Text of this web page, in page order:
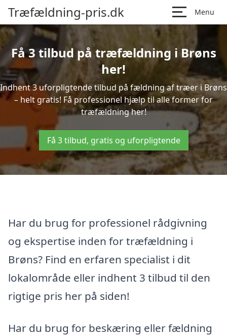
Træfældning-pris.dk Menu
Få 3 tilbud på træfældning i Brøns
her!
Indhent 3 uforpligtende tilbud på fældning af træer i Brøns
– helt gratis! Få professionel hjælp til alle former for
træfældning her!
Få 3 tilbud, gratis og uforpligtende
Har du brug for professionel rådgivning
og ekspertise inden for træfældning i
Brøns? Find en erfaren specialist i dit
lokalområde eller indhent 3 tilbud til den
rigtige pris her på siden!
Har du brug for beskæring eller fældning